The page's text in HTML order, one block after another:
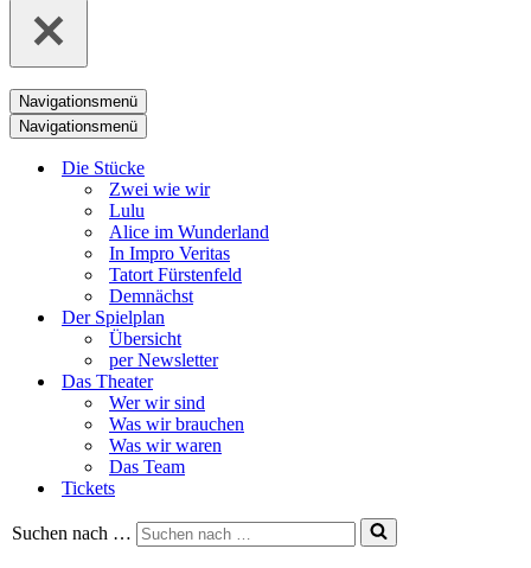
Navigationsmenü
Navigationsmenü
Die Stücke
Zwei wie wir
Lulu
Alice im Wunderland
In Impro Veritas
Tatort Fürstenfeld
Demnächst
Der Spielplan
Übersicht
per Newsletter
Das Theater
Wer wir sind
Was wir brauchen
Was wir waren
Das Team
Tickets
Suchen nach …